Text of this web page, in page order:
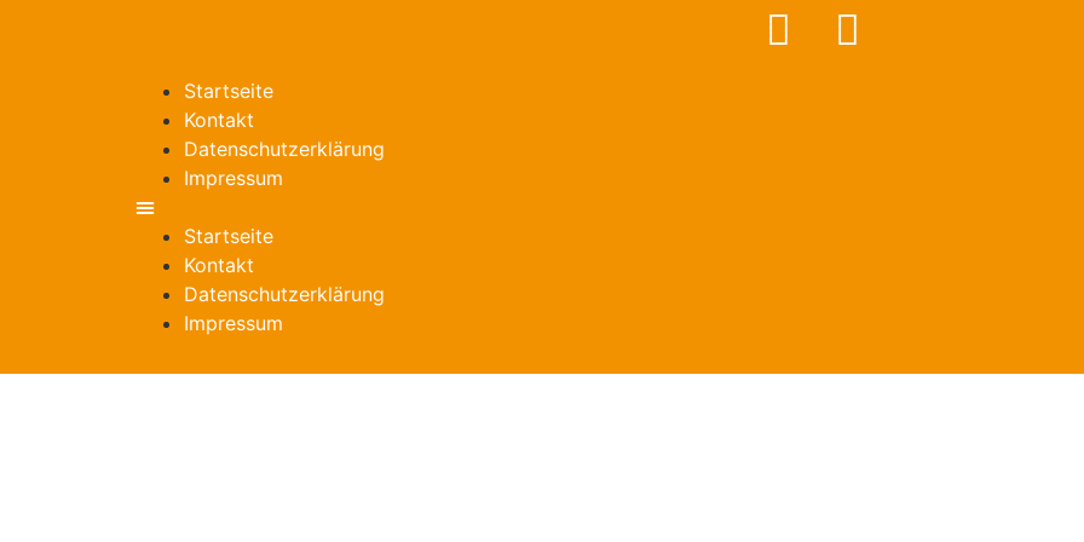
Startseite
Kontakt
Datenschutzerklärung
Impressum
Startseite
Kontakt
Datenschutzerklärung
Impressum